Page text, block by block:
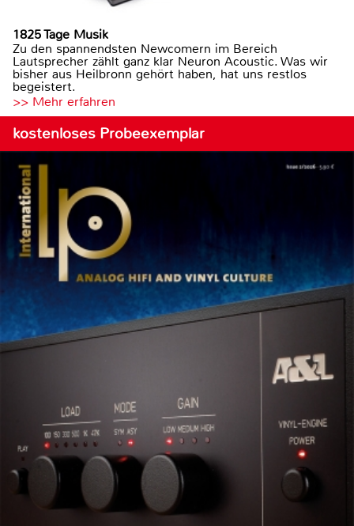
1825 Tage Musik
Zu den spannendsten Newcomern im Bereich
Lautsprecher zählt ganz klar Neuron Acoustic. Was wir
bisher aus Heilbronn gehört haben, hat uns restlos
begeistert.
>> Mehr erfahren
kostenloses Probeexemplar